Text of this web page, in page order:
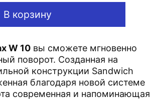
В корзину
W 10 вы сможете мгновенно
поворот. Созданная на
конструкции Sandwich
благодаря новой системе
современная и напоминающая